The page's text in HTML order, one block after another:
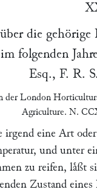
die
folgenden
Esq., F. R.
der London
Agriculture. N.
irgend eine Art
und unter
zu reifen, laͤßt
Zustand